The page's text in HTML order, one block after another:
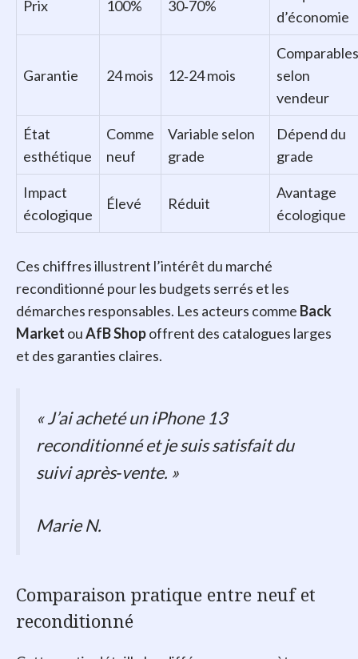
Prix 100% 30‑70%
d’économie
Garantie 24 mois 12‑24 mois
Comparables
selon
vendeur
État
esthétique
Comme
neuf
Variable selon
grade
Dépend du
grade
Impact
écologique
Élevé Réduit
Avantage
écologique
Ces chiffres illustrent l’intérêt du marché
reconditionné pour les budgets serrés et les
démarches responsables. Les acteurs comme Back
Market ouAfB Shopoffrent des catalogues larges
et des garanties claires.
« J’ai acheté un iPhone 13
reconditionné et je suis satisfait du
suivi après‑vente. »
Marie N.
Comparaison pratique entre neuf et
reconditionné